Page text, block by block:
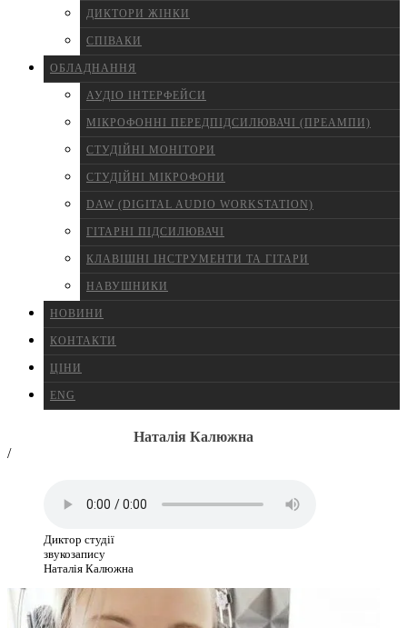
ДИКТОРИ ЖІНКИ
СПІВАКИ
ОБЛАДНАННЯ
АУДІО ІНТЕРФЕЙСИ
МІКРОФОННІ ПЕРЕДПІДСИЛЮВАЧІ (ПРЕАМПИ)
СТУДІЙНІ МОНІТОРИ
СТУДІЙНІ МІКРОФОНИ
DAW (DIGITAL AUDIO WORKSTATION)
ГІТАРНІ ПІДСИЛЮВАЧІ
КЛАВІШНІ ІНСТРУМЕНТИ ТА ГІТАРИ
НАВУШНИКИ
НОВИНИ
КОНТАКТИ
ЦІНИ
ENG
Наталія Калюжна
/
Диктор студії
звукозапису
Наталія Калюжна